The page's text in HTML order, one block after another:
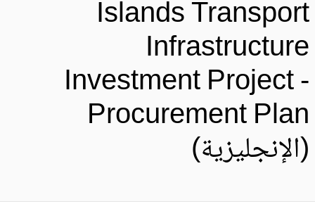
Islands
Investment Project
Procurement